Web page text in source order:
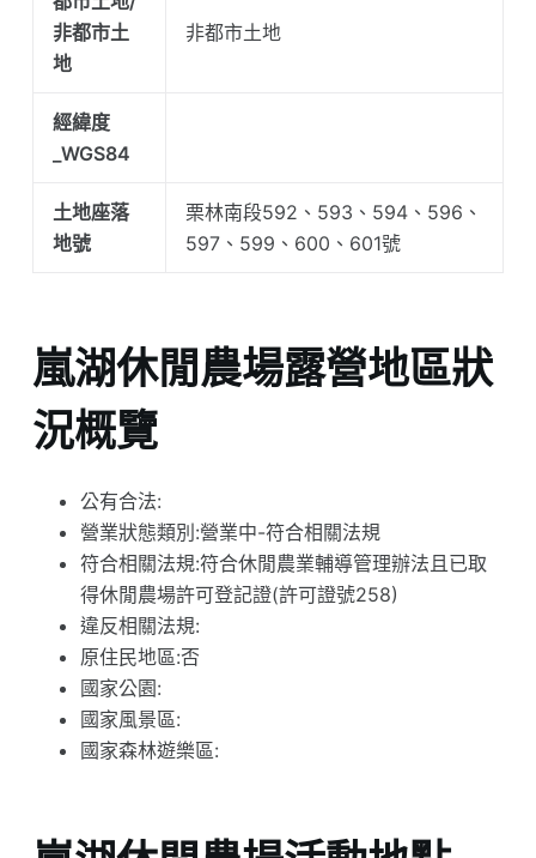
非都市土
地
非都市土地
經緯度
_WGS84
土地座落
地號
栗林南段592、593、594、596、
597、599、600、601號
嵐湖休閒農場露營地區狀
況概覽
公有合法:
營業狀態類別:營業中-符合相關法規
符合相關法規:符合休閒農業輔導管理辦法且已取
得休閒農場許可登記證(許可證號258)
違反相關法規:
原住民地區:否
國家公園:
國家風景區:
國家森林遊樂區: